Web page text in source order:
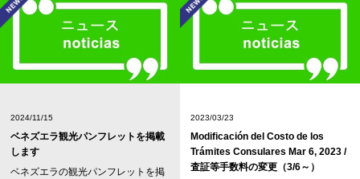
2024/11/15
ベネズエラ観光パンフレットを掲載
します
ベネズエラの観光パンフレットを掲
2023/03/23
Modificación del Costo de los
Trámites Consulares Mar 6, 2023 /
査証等手数料の変更（3/6～）